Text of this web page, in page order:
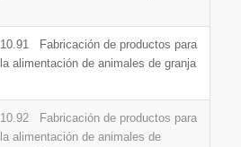
10.91 Fabricación de productos para
la alimentación de animales de granja
10.92 Fabricación de productos para
la alimentación de animales de